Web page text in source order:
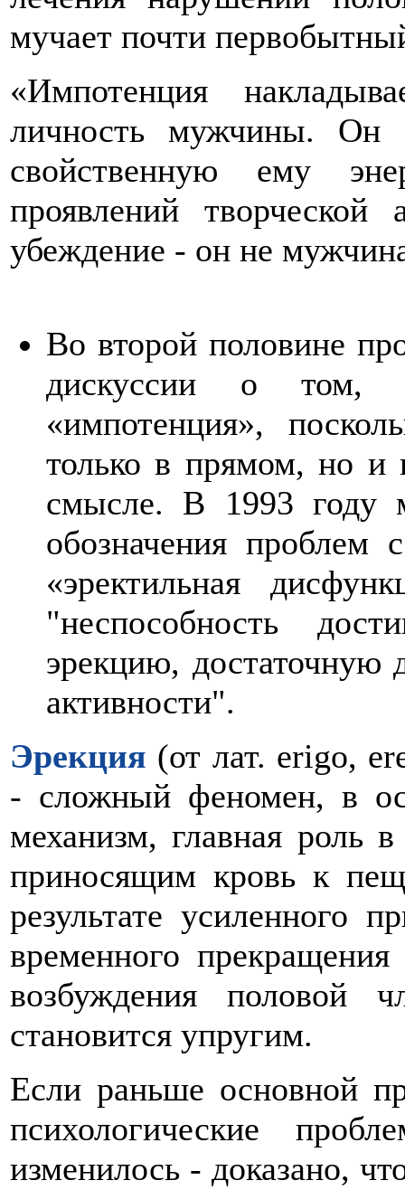
мучает почти
«Импотенция
личность мужчины. Он
свойственную ему
проявлений творческой
убеждение - он не
Во второй половине
дискуссии о том,
«импотенция»,
только в прямом, но и
смысле. В 1993 году
обозначения проблем
«эректильная
"неспособность
эрекцию, достаточную
активности".
Эрекция (от лат. erigo,
- сложный феномен, в
механизм, главная роль
приносящим кровь к
результате усиленного
временного
возбуждения половой
становится упругим.
Если раньше основной
психологические
изменилось - доказано,